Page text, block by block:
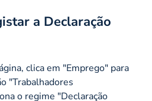
a Declaração
clica em "Emprego" para
"Trabalhadores
o regime "Declaração